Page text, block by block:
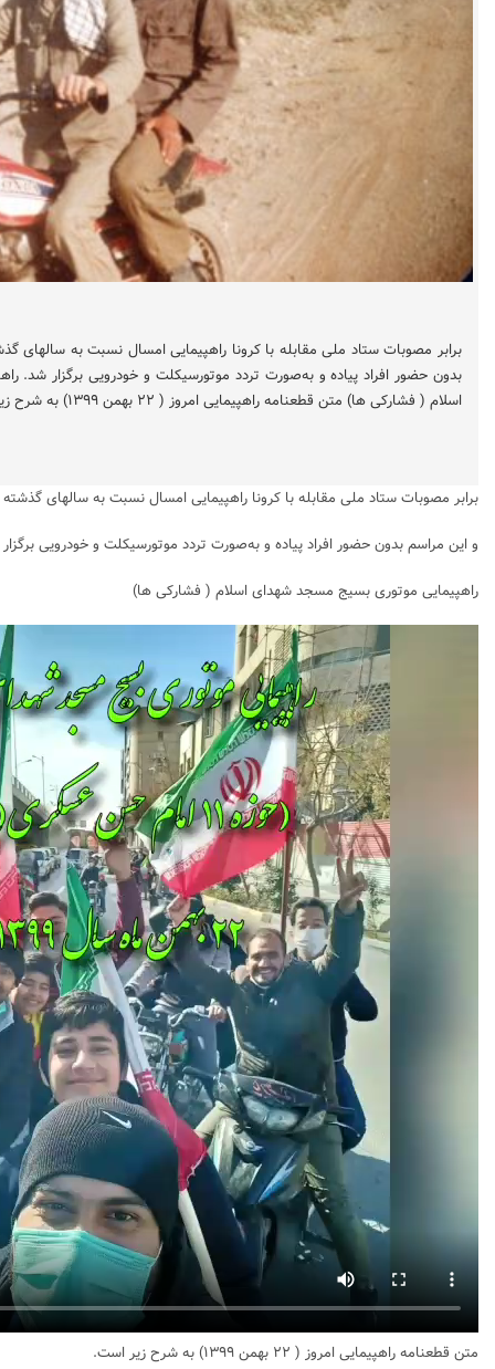
برابر مصوبات ستاد ملی مقابله با کرونا راهپیمایی امسال نسبت به سالهای
بدون حضور افراد پیاده و به‌صورت تردد موتورسیکلت و خودرویی برگزار شد.
اسلام ( فشارکی ها) متن قطعنامه راهپیمایی امروز ( ۲۲ بهمن ۱۳۹۹) به شرح زیر است. قال الله‌تعالی: وَ […]
برابر مصوبات ستاد ملی مقابله با کرونا راهپیمایی امسال نسبت به سالهای
و این مراسم بدون حضور افراد پیاده و به‌صورت تردد موتورسیکلت و خودرویی
راهپیمایی موتوری بسیج مسجد شهدای اسلام ( فشارکی ها)
متن قطعنامه راهپیمایی امروز ( ۲۲ بهمن ۱۳۹۹) به شرح زیر است.